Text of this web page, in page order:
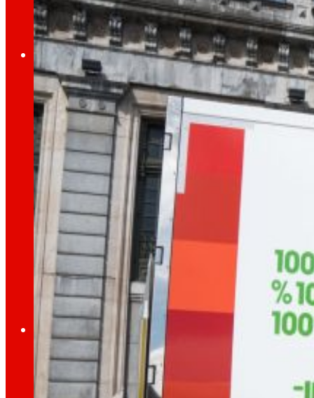
Empleo
El talentonuestromotor
Empleo
Las personas son el corazón de EROSKI,
Inversores
Creciendo